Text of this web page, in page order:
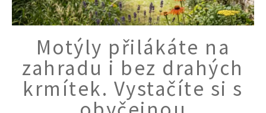
Motýly přilákáte na
zahradu i bez drahých
krmítek. Vystačíte si s